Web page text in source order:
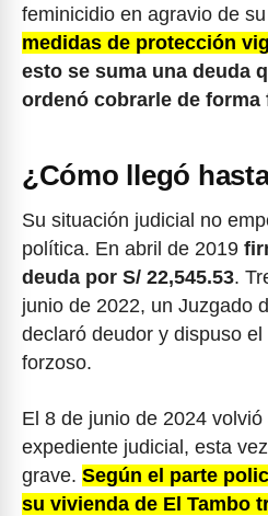
feminicidio en agravio de
medidas de protección
esto se suma una deuda
ordenó cobrarle de forma
¿Cómo llegó
Su situación judicial no
política. En abril de 2019
deuda por S/ 22,545.53.
junio de 2022, un Juzgado
declaró deudor y dispuso
forzoso.
El 8 de junio de 2024
expediente judicial, esta
grave. Según el parte
su vivienda de El Tambo